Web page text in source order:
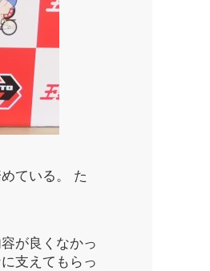
ている。 た
が良くなかっ
支えてもらっ